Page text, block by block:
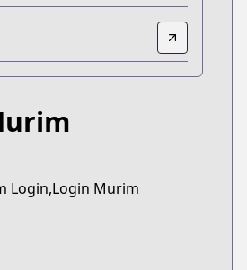
web/topic/
home/
Login,Login Murim